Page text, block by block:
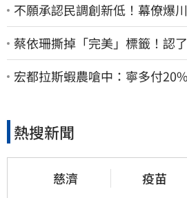
不願承認民調創新低！幕僚爆
蔡依珊撕掉「完美」標籤！認
究會癒合
宏都拉斯蝦農嗆中：寧多付
熱搜新聞
慈濟 疫苗